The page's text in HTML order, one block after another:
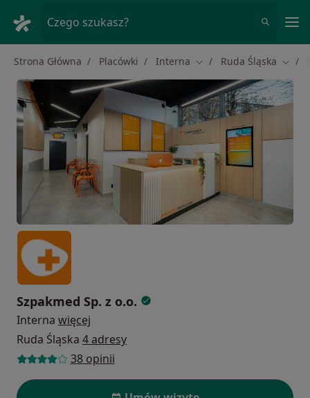
Czego szukasz?
Strona Główna Placówki Interna Zmień miasto
Ruda Śląska
Szpakmed Sp. z o.o.
Interna więcej
Ruda Śląska 4 adresy
38 opinii